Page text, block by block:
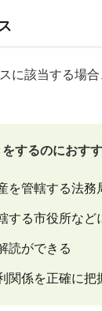
に該当する場
するのにおす
を管轄する法務
する市役所など
読ができる
関係を正確に把